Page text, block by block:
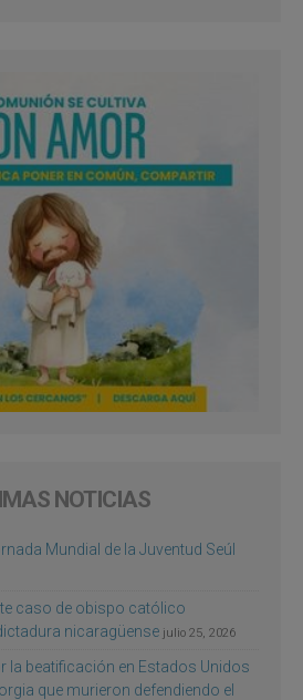
NOTICIAS
Mundial de la Juventud Seúl
caso de obispo católico
nicaragüense julio 25, 2026
la beatificación en Estados Unidos
que murieron defendiendo el